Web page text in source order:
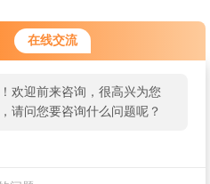
在线交流
欢迎前来咨询，很高兴为您
请问您要咨询什么问题呢？